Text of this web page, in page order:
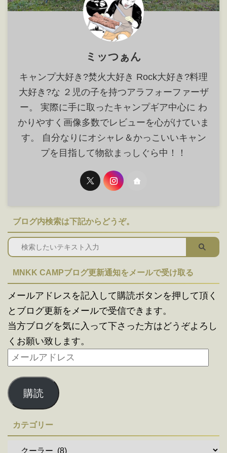
ミッつぁん
キャンプ大好き?焚火大好き Rock大好き?料理
大好き?な ２児の子を持つアラフォーファーザ
ー。 実際に手に取ったキャンプギア中心に わ
かりやすく画像多数でレビューを心がけていま
す。 自分なりにオシャレ＆かっこいいキャン
プを目指して物欲まっしぐら中！！
ブログ内検索は下記からどうぞ。
MNKK CAMPブログ更新通知をメールで受け取る
メールアドレスを記入して購読ボタンを押して頂く
とブログ更新をメールで受信できます。
当方ブログを気に入って下さった方はどうぞよろし
くお願い致します。
購読
カテゴリー